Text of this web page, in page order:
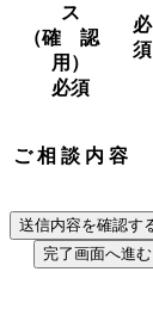
ス
（確 認
用）
必須
必
須
ご 相 談 内 容